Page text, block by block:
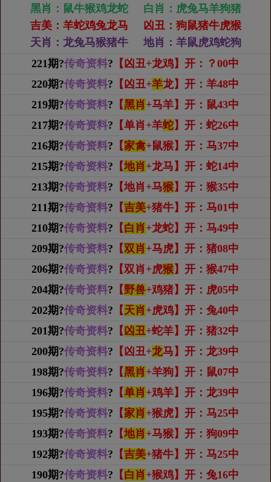
黑肖：鼠牛猴鸡龙蛇 白肖：虎兔马羊狗猪
吉美：羊蛇鸡兔龙马 凶丑：狗鼠猪牛虎猴
天肖：龙兔马猴猪牛 地肖：羊鼠虎鸡蛇狗
221期?传奇资料? 【凶丑+龙鸡】开：？00中
220期?传奇资料? 【凶丑+羊龙】开：羊48中
219期?传奇资料? 【黑肖 +马羊】开：鼠43中
217期?传奇资料? 【单肖+羊蛇】开：蛇26中
216期?传奇资料? 【家禽+鼠猴】开：马37中
215期?传奇资料? 【地肖 +龙马】开：蛇14中
213期?传奇资料? 【地肖+马猴】开：猴35中
211期?传奇资料? 【吉美+猪牛】开：马01中
210期?传奇资料? 【白肖 +龙蛇】开：马49中
209期?传奇资料? 【双肖 +马虎】开：猪08中
206期?传奇资料? 【双肖+虎猴】开：猴47中
204期?传奇资料? 【野兽+鸡猪】开：虎05中
202期?传奇资料? 【天肖 +虎鸡】开：兔40中
201期?传奇资料? 【 凶丑+蛇羊】开：猪32中
200期?传奇资料? 【凶丑+龙马】开：龙39中
198期?传奇资料? 【黑肖 +羊狗】开：鼠07中
196期?传奇资料? 【单肖 +鸡羊】开：龙39中
195期?传奇资料? 【家肖 +猴虎】开：马25中
193期?传奇资料? 【地肖 +马猴】开：狗09中
192期?传奇资料? 【吉美+猪牛】开：马25中
190期?传奇资料? 【白肖 +猴鸡】开：兔16中